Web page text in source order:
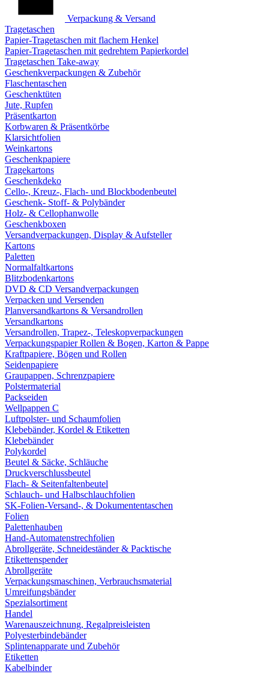
Verpackung & Versand
Tragetaschen
Papier-Tragetaschen mit flachem Henkel
Papier-Tragetaschen mit gedrehtem Papierkordel
Tragetaschen Take-away
Geschenkverpackungen & Zubehör
Flaschentaschen
Geschenktüten
Jute, Rupfen
Präsentkarton
Korbwaren & Präsentkörbe
Klarsichtfolien
Weinkartons
Geschenkpapiere
Tragekartons
Geschenkdeko
Cello-, Kreuz-, Flach- und Blockbodenbeutel
Geschenk- Stoff- & Polybänder
Holz- & Cellophanwolle
Geschenkboxen
Versandverpackungen, Display & Aufsteller
Kartons
Paletten
Normalfaltkartons
Blitzbodenkartons
DVD & CD Versandverpackungen
Verpacken und Versenden
Planversandkartons & Versandrollen
Versandkartons
Versandrollen, Trapez-, Teleskopverpackungen
Verpackungspapier Rollen & Bogen, Karton & Pappe
Kraftpapiere, Bögen und Rollen
Seidenpapiere
Graupappen, Schrenzpapiere
Polstermaterial
Packseiden
Wellpappen C
Luftpolster- und Schaumfolien
Klebebänder, Kordel & Etiketten
Klebebänder
Polykordel
Beutel & Säcke, Schläuche
Druckverschlussbeutel
Flach- & Seitenfaltenbeutel
Schlauch- und Halbschlauchfolien
SK-Folien-Versand-, & Dokumententaschen
Folien
Palettenhauben
Hand-Automatenstrechfolien
Abrollgeräte, Schneideständer & Packtische
Etikettenspender
Abrollgeräte
Verpackungsmaschinen, Verbrauchsmaterial
Umreifungsbänder
Spezialsortiment
Handel
Warenauszeichnung, Regalpreisleisten
Polyesterbindebänder
Splintenapparate und Zubehör
Etiketten
Kabelbinder